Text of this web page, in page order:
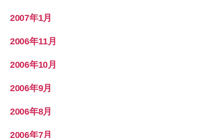
2007年1月
2006年11月
2006年10月
2006年9月
2006年8月
2006年7月